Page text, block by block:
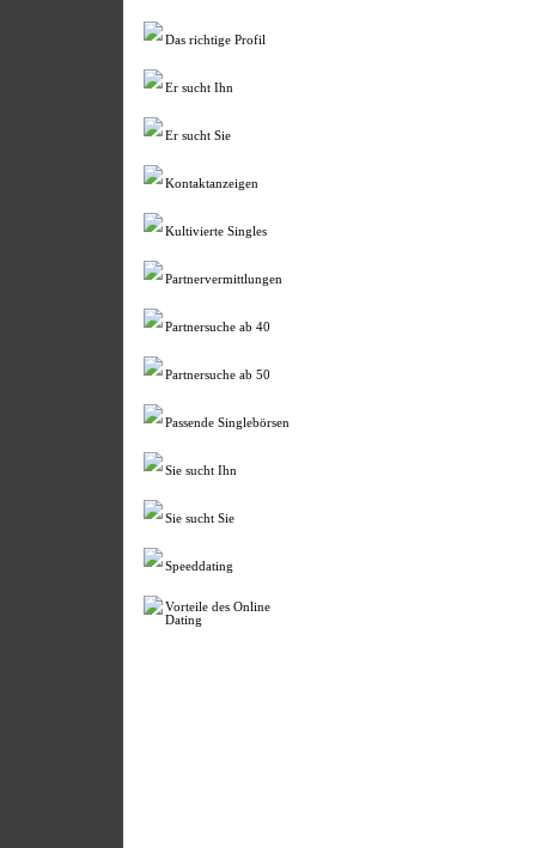
Das richtige Profil
Er sucht Ihn
Er sucht Sie
Kontaktanzeigen
Kultivierte Singles
Partnervermittlungen
Partnersuche ab 40
Partnersuche ab 50
Passende Singlebörsen
Sie sucht Ihn
Sie sucht Sie
Speeddating
Vorteile des Online
Dating